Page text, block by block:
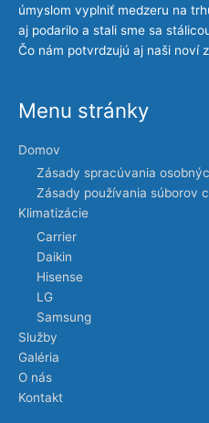
úmyslom vyplniť medzeru na
aj podarilo a stali sme sa
Čo nám potvrdzujú aj naši noví
Menu stránky
Domov
Zásady spracúvania
Zásady používania súborov
Klimatizácie
Carrier
Daikin
Hisense
LG
Samsung
Služby
Galéria
O nás
Kontakt